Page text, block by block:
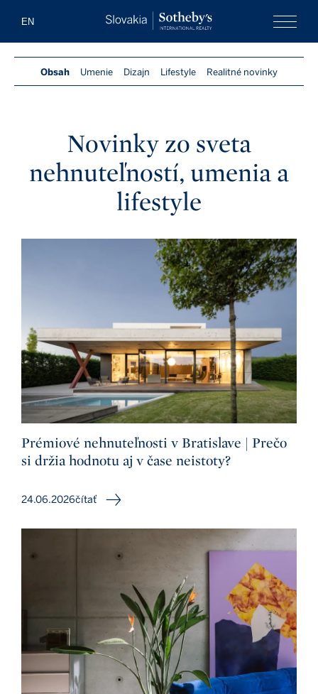
Slovakia
EN
Obsah Umenie Dizajn Lifestyle Realitné novinky
Novinky zo sveta
nehnuteľností, umenia a
lifestyle
Prémiové nehnuteľnosti v Bratislave | Prečo
si držia hodnotu aj v čase neistoty?
24.06.2026čítať